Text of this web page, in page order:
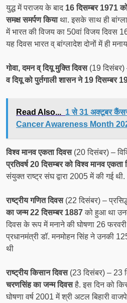
युद्ध में पराजय के बाद 16 दिसम्बर 1971
समक्ष समर्पण कियाथा. इसके साथ ही
में भारत की विजय का 50वां विजय दिवस
यह दिवस भारत व् बांग्लादेश दोनों में ही
गोवा, दमन व् दियू मुक्ति दिवस(19 दिसंबर)
व दियू को पुर्तगाली शासन ने 19 दिसम्बर
Read Also... 1 से 31 अक्टूबर
Cancer Awareness Month
विश्व मानव एकता दिवस(20 दिसंबर) –
प्रतिवर्ष 20 दिसम्बर को विश्व मानव एकता
संयुक्त राष्ट्र संघ द्वारा 2005 में की गई थी.
राष्ट्रीय गणित दिवस(22 दिसंबर) –
का जन्म 22 दिसम्बर 1887को हुआ था
दिवस के रूप में मनाने की घोषणा 26
प्रधानमंत्री डॉ. मनमोहन सिंह ने उनकी
थी
राष्ट्रीय किसान दिवस(23 दिसंबर) – 23
चरणसिंह का जन्म दिवसहै. इस दिन को
घोषणा वर्ष 2001 में श्री अटल बिहारी